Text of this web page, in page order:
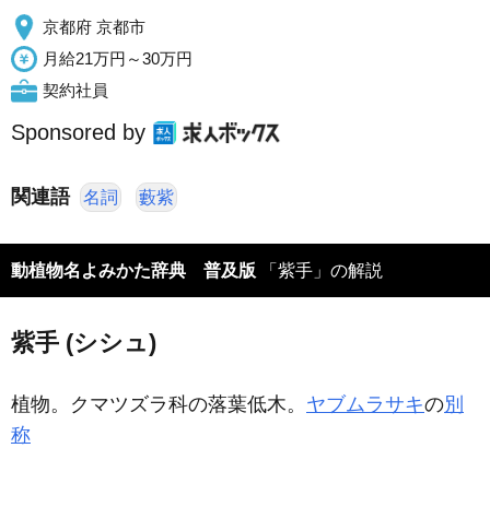
京都府 京都市
月給21万円～30万円
契約社員
Sponsored by
関連語 名詞 藪紫
動植物名よみかた辞典 普及版 「紫手」の解説
紫手 (シシュ)
植物。クマツズラ科の落葉低木。 ヤブムラサキの別
称